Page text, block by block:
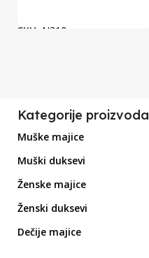
SKU: N310
Kategorije proizvoda
Muške majice
Muški duksevi
Ženske majice
Ženski duksevi
Dečije majice